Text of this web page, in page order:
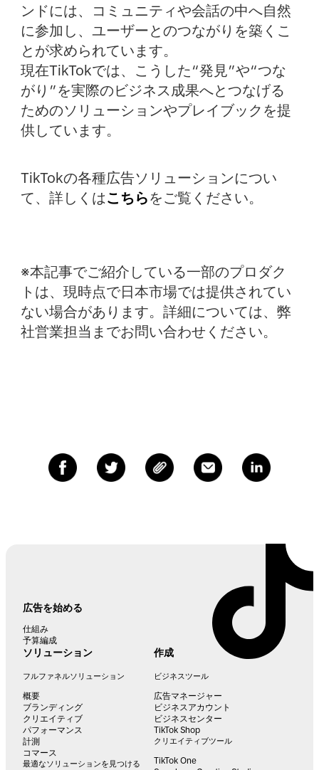
ンドには、コミュニティや会話の中へ自然
に参加し、ユーザーとのつながりを築くこ
とが求められています。
現在TikTokでは、こうした“発見”や“つな
がり”を実際のビジネス成果へとつなげる
ためのソリューションやプレイブックを提
供しています。
TikTokの各種広告ソリューションについ
て、詳しくはこちらをご覧ください。
※本記事でご紹介している一部のプロダク
トは、現時点で日本市場では提供されてい
ない場合があります。詳細については、弊
社営業担当までお問い合わせください。
広告を始める
仕組み
予算編成
ソリューション
フルファネルソリューション
概要
ブランディング
クリエイティブ
パフォーマンス
計測
コマース
最適なソリューションを見つける
作成
ビジネスツール
広告マネージャー
ビジネスアカウント
ビジネスセンター
TikTok Shop
クリエイティブツール
TikTok One